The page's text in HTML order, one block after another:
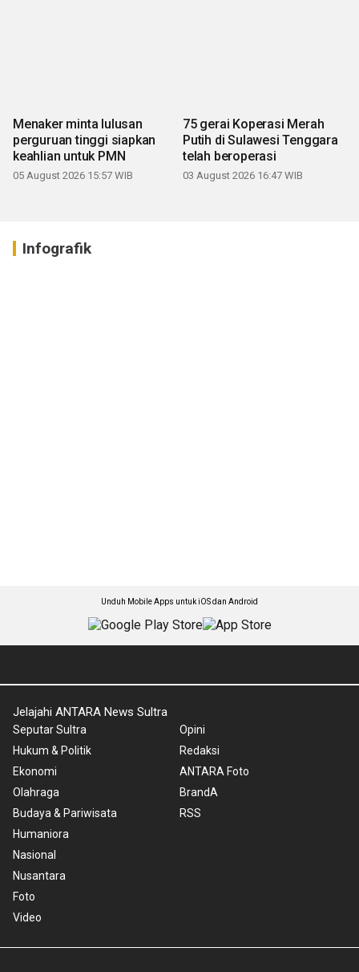
Menaker minta lulusan
perguruan tinggi siapkan
keahlian untuk PMN
05 August 2026 15:57 WIB
75 gerai Koperasi Merah
Putih di Sulawesi Tenggara
telah beroperasi
03 August 2026 16:47 WIB
Infografik
Unduh Mobile Apps untuk iOS dan Android
Jelajahi ANTARA News Sultra
Seputar Sultra
Hukum & Politik
Ekonomi
Olahraga
Budaya & Pariwisata
Humaniora
Nasional
Nusantara
Foto
Video
Opini
Redaksi
ANTARA Foto
BrandA
RSS